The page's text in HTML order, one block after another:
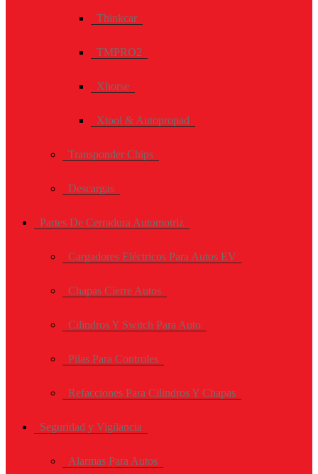
Thinkcar
TMPRO2
Xhorse
Xtool & Autopropad
Transponder Chips
Descargas
Partes De Cerradura Automotriz
Cargadores Eléctricos Para Autos EV
Chapas Cierre Autos
Cilindros Y Switch Para Auto
Pilas Para Controles
Refacciones Para Cilindros Y Chapas
Seguridad y Vigilancia
Alarmas Para Autos